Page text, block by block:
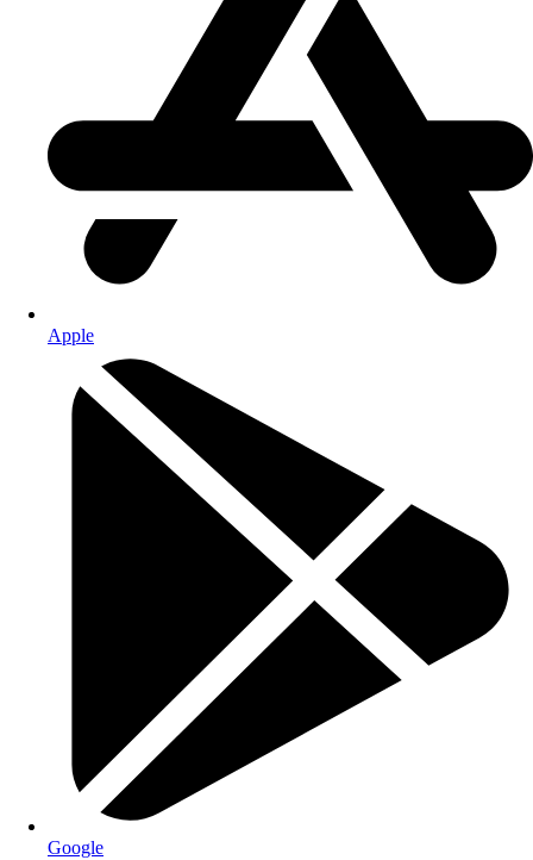
Apple
Google